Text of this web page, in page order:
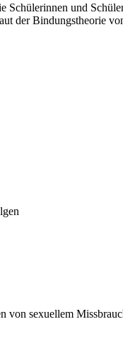
Schülerinnen und
der Bindungstheorie
von sexuellem